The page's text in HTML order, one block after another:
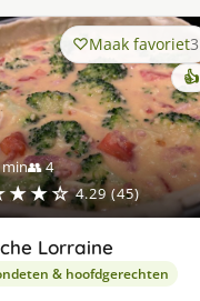
👥 4
4.29 (45)
Maak favoriet3
👍
Lorraine
& hoofdgerechten